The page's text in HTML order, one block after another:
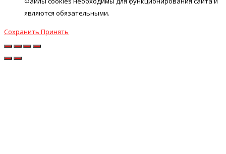
являются обязательными.
Сохранить Принять